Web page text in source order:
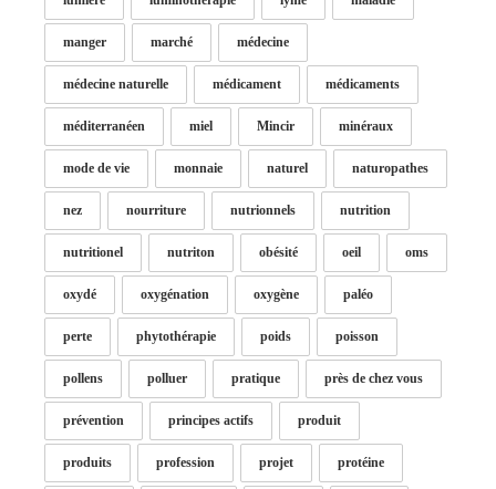
manger marché médecine
médecine naturelle médicament médicaments
méditerranéen miel Mincir minéraux
mode de vie monnaie naturel naturopathes
nez nourriture nutrionnels nutrition
nutritionel nutriton obésité oeil oms
oxydé oxygénation oxygène paléo
perte phytothérapie poids poisson
pollens polluer pratique près de chez vous
prévention principes actifs produit
produits profession projet protéine